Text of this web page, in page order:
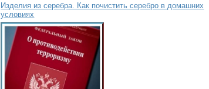
Изделия из серебра. Как почистить серебро в домашних
условиях